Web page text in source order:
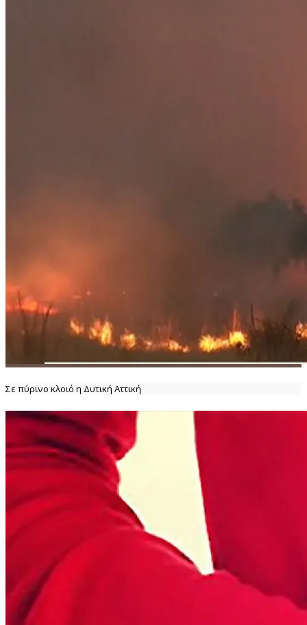
Σε πύρινο κλοιό η Δυτική Αττική